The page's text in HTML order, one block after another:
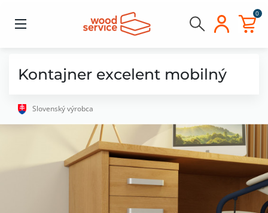
0
Kontajner excelent mobilný
Slovenský výrobca